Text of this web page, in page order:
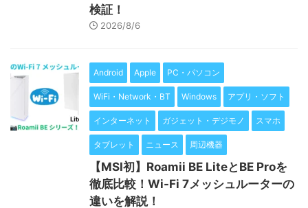
検証！
2026/8/6
Android Apple PC・パソコン
WiFi・Network・BT Windows アプリ・ソフト
インターネット ガジェット・デジモノ スマホ
タブレット ニュース 周辺機器
【MSI初】Roamii BE LiteとBE Proを
徹底比較！Wi-Fi 7メッシュルーターの
違いを解説！